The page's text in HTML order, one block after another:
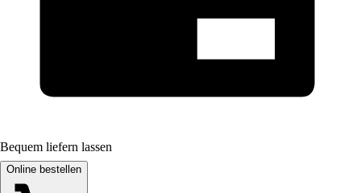
Bequem liefern lassen
Online bestellen